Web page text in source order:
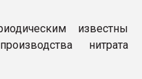
известны
нитрата